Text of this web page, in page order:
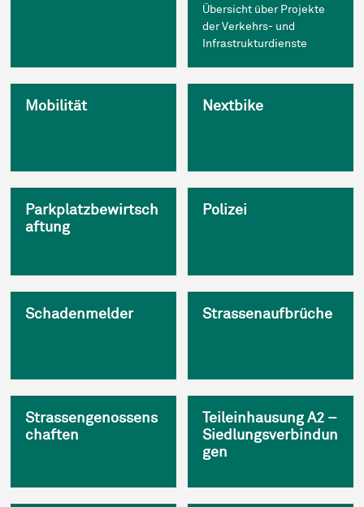
Übersicht über Projekte
der Verkehrs- und
Infrastrukturdienste
Mobilität Nextbike
Parkplatzbewirtsch
aftung
Polizei
Schadenmelder Strassenaufbrüche
Strassengenossens
chaften
Teileinhausung A2 –
Siedlungsverbindun
gen